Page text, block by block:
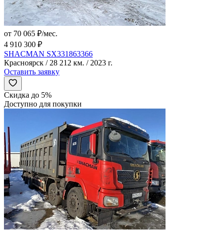
от 70 065 ₽/мес.
4 910 300 ₽
SHACMAN SX331863366
Красноярск / 28 212 км. / 2023 г.
Оставить заявку
Скидка до 5%
Доступно для покупки